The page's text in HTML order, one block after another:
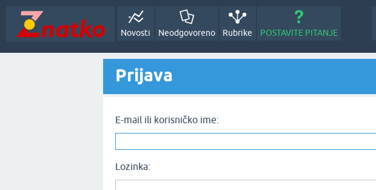
Novosti Neodgovoreno Rubrike POSTAVITE PITANJE
Prijava
E-mail ili korisničko ime:
Lozinka: